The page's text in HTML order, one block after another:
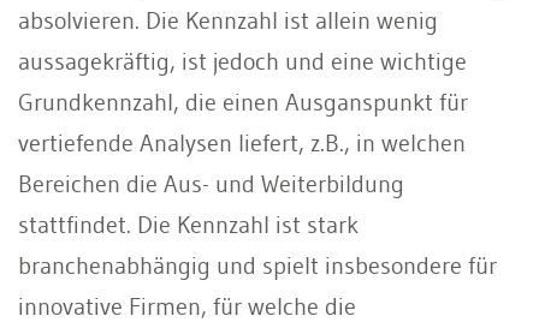
absolvieren. Die Kennzahl ist allein wenig
aussagekräftig, ist jedoch und eine wichtige
Grundkennzahl, die einen Ausganspunkt für
vertiefende Analysen liefert, z.B., in welchen
Bereichen die Aus- und Weiterbildung
stattfindet. Die Kennzahl ist stark
branchenabhängig und spielt insbesondere für
innovative Firmen, für welche die